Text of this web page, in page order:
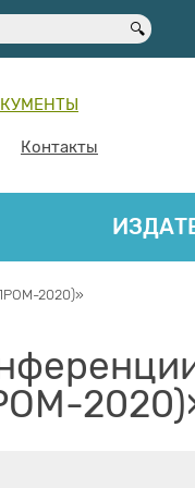
Контакты
2020)»